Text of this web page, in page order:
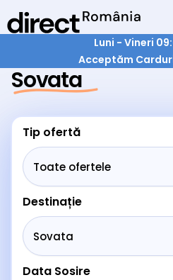
Luni - Vineri
Acceptăm
Sovata
Tip ofertă
Destinație
Data Sosire